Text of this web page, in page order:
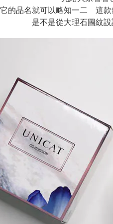
的品名就可以略知一二 這
是不是從大理石圖紋